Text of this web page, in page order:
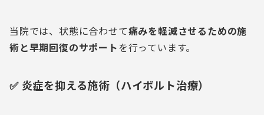
当院では、状態に合わせて痛みを軽減させるための施
術と早期回復のサポート を行っています。
✅ 炎症を抑える施術（ハイボルト治療）